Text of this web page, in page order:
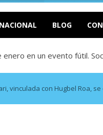
BLOG
Realpolitik y el
García AGOSTO 7, 2026
en un evento fútil.
Luis Centeno S
R AGOSTO 8, 2026
Realpolitik y el
García AGOSTO 7, 2026
Luis Centeno S
vinculada con Hugbel